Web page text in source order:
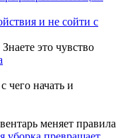
и не сойти с
это чувство
чего начать и
меняет правила